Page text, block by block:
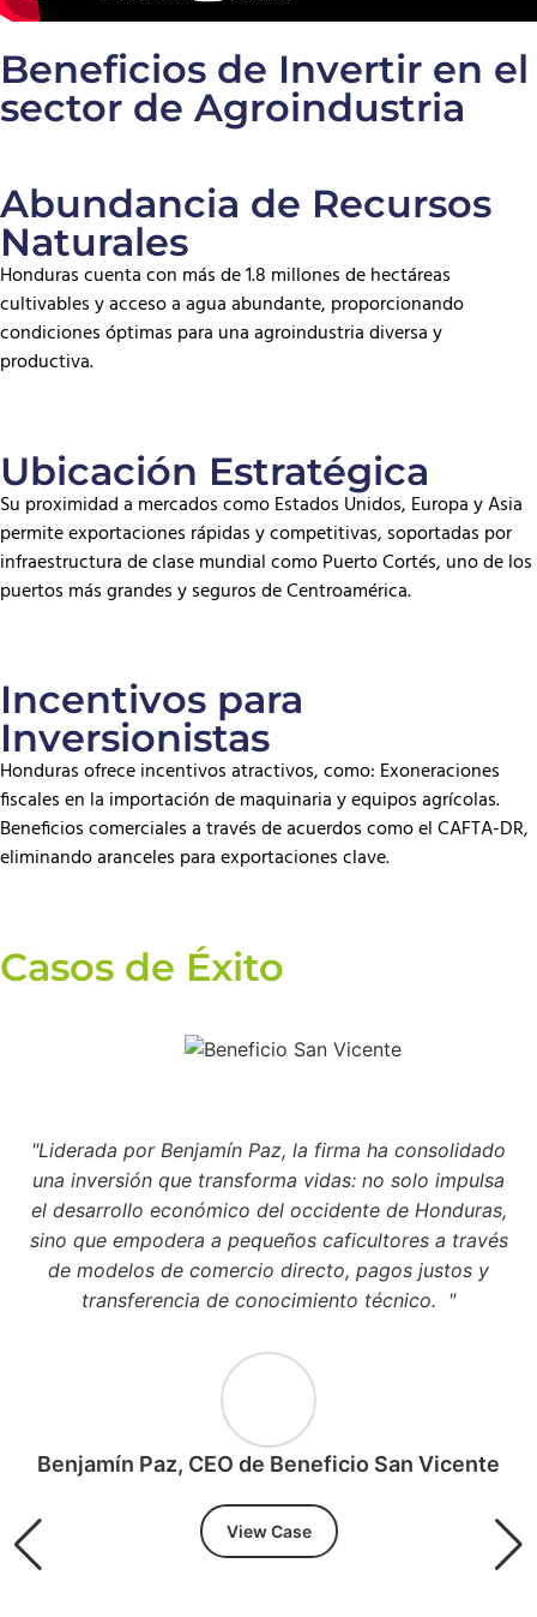
Beneficios de Invertir en el
sector de Agroindustria
Abundancia de Recursos
Naturales
Honduras cuenta con más de 1.8 millones de hectáreas
cultivables y acceso a agua abundante, proporcionando
condiciones óptimas para una agroindustria diversa y
productiva.
Ubicación Estratégica
Su proximidad a mercados como Estados Unidos, Europa y Asia
permite exportaciones rápidas y competitivas, soportadas por
infraestructura de clase mundial como Puerto Cortés, uno de los
puertos más grandes y seguros de Centroamérica.
Incentivos para
Inversionistas
Honduras ofrece incentivos atractivos, como: Exoneraciones
fiscales en la importación de maquinaria y equipos agrícolas.
Beneficios comerciales a través de acuerdos como el CAFTA-DR,
eliminando aranceles para exportaciones clave.
Casos de Éxito
"Liderada por Benjamín Paz, la firma ha consolidado
una inversión que transforma vidas: no solo impulsa
el desarrollo económico del occidente de Honduras,
sino que empodera a pequeños caficultores a través
de modelos de comercio directo, pagos justos y
transferencia de conocimiento técnico. "
Benjamín Paz, CEO de Beneficio San Vicente
View Case